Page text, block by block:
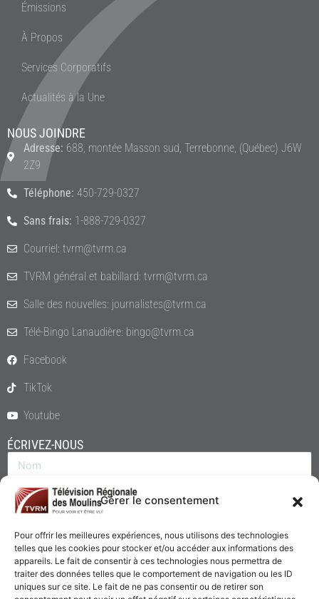
Gérer le consentement
Pour offrir les meilleures expériences, nous utilisons des technologies
telles que les cookies pour stocker et/ou accéder aux informations des
appareils. Le fait de consentir à ces technologies nous permettra de
traiter des données telles que le comportement de navigation ou les ID
uniques sur ce site. Le fait de ne pas consentir ou de retirer son
Émissions
À Propos
Services Corporatifs
Actualités à la Une
NOUS JOINDRE
Adresse: 688, montée Masson sud, Terrebonne, (Québec) J6W
2Z9
Téléphone: 450-729-0327
Sans frais: 1-888-729-0327
Courriel: tvrm@tvrm.ca
TVRM général et babillard: tvrm@tvrm.ca
Salle des nouvelles: journalistes@tvrm.ca
Télé-Bingo Lanaudière: bingo@tvrm.ca
Facebook
TikTok
Youtube
ÉCRIVEZ-NOUS